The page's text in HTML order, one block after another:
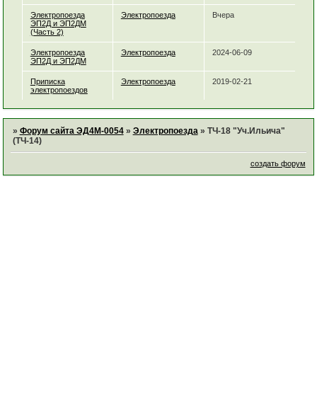
Электропоезда
ЭП2Д и ЭП2ДМ
(Часть 2)
Электропоезда Вчера
Электропоезда
ЭП2Д и ЭП2ДМ
Электропоезда 2024-06-09
Приписка
электропоездов
Электропоезда 2019-02-21
» Форум сайта ЭД4М-0054 » Электропоезда » ТЧ-18 "Уч.Ильича"
(ТЧ-14)
создать форум